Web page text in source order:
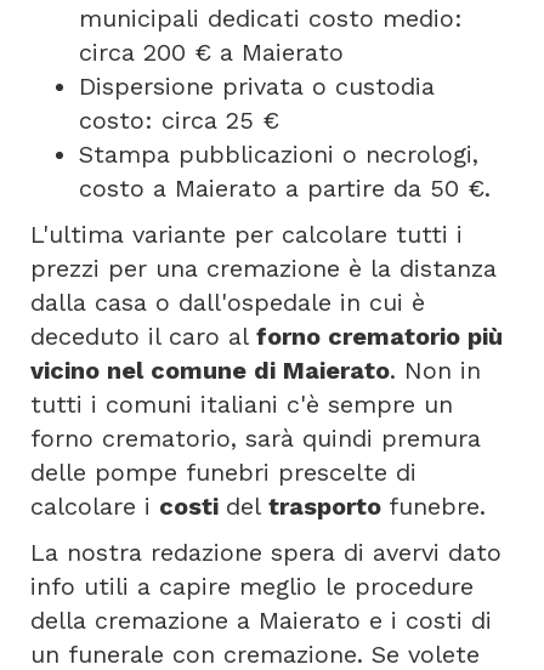
municipali dedicati costo medio:
circa 200 € a Maierato
Dispersione privata o custodia
costo: circa 25 €
Stampa pubblicazioni o necrologi,
costo a Maierato a partire da 50 €.
L'ultima variante per calcolare tutti i
prezzi per una cremazione è la distanza
dalla casa o dall'ospedale in cui è
deceduto il caro al forno crematorio più
vicino nel comune di Maierato. Non in
tutti i comuni italiani c'è sempre un
forno crematorio, sarà quindi premura
delle pompe funebri prescelte di
calcolare i costi del trasporto funebre.
La nostra redazione spera di avervi dato
info utili a capire meglio le procedure
della cremazione a Maierato e i costi di
un funerale con cremazione. Se volete